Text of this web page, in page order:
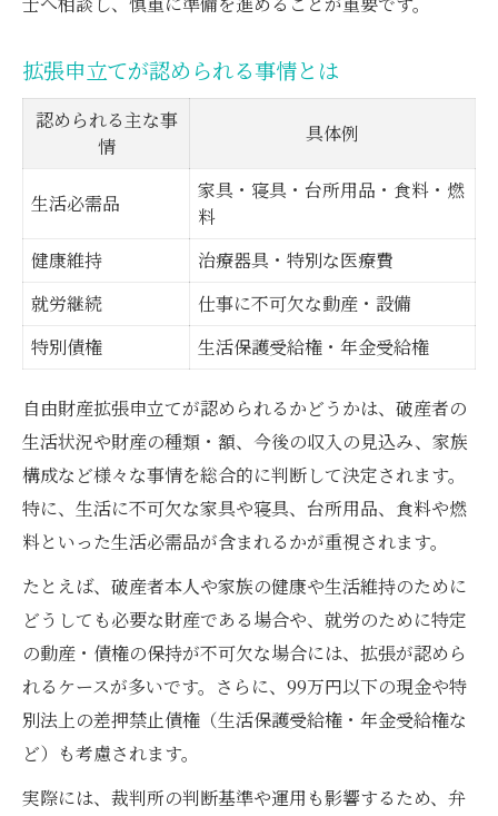
拡張申立てが認められる事情とは
認められる主な事
情
具体例
生活必需品
家具・寝具・台所用品・食料・燃
料
健康維持
治療器具・特別な医療費
就労継続
仕事に不可欠な動産・設備
特別債権
生活保護受給権・年金受給権
自由財産拡張申立てが認められるかどうかは、破産者の
生活状況や財産の種類・額、今後の収入の見込み、家族
構成など様々な事情を総合的に判断して決定されます。
特に、生活に不可欠な家具や寝具、台所用品、食料や燃
料といった生活必需品が含まれるかが重視されます。
たとえば、破産者本人や家族の健康や生活維持のために
どうしても必要な財産である場合や、就労のために特定
の動産・債権の保持が不可欠な場合には、拡張が認めら
れるケースが多いです。さらに、99万円以下の現金や特
別法上の差押禁止債権（生活保護受給権・年金受給権な
ど）も考慮されます。
実際には、裁判所の判断基準や運用も影響するため、弁